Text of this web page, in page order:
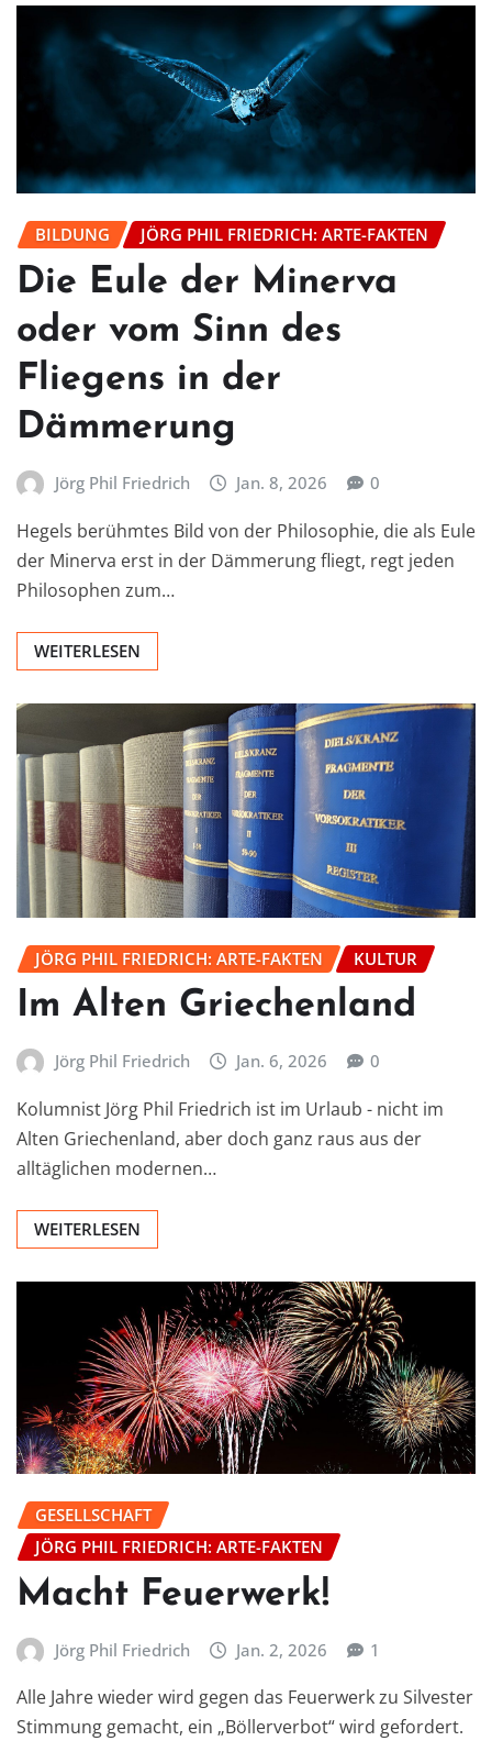
BILDUNG JÖRG PHIL FRIEDRICH: ARTE-FAKTEN
Die Eule der Minerva
oder vom Sinn des
Fliegens in der
Dämmerung
Jörg Phil Friedrich Jan. 8, 2026 0
Hegels berühmtes Bild von der Philosophie, die als Eule
der Minerva erst in der Dämmerung fliegt, regt jeden
Philosophen zum…
WEITERLESEN
JÖRG PHIL FRIEDRICH: ARTE-FAKTEN KULTUR
Im Alten Griechenland
Jörg Phil Friedrich Jan. 6, 2026 0
Kolumnist Jörg Phil Friedrich ist im Urlaub - nicht im
Alten Griechenland, aber doch ganz raus aus der
alltäglichen modernen…
WEITERLESEN
GESELLSCHAFT
JÖRG PHIL FRIEDRICH: ARTE-FAKTEN
Macht Feuerwerk!
Jörg Phil Friedrich Jan. 2, 2026 1
Alle Jahre wieder wird gegen das Feuerwerk zu Silvester
Stimmung gemacht, ein „Böllerverbot“ wird gefordert.